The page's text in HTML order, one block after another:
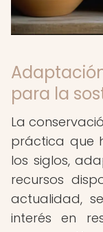
para la
La
práctica que
los siglos,
recursos
actualidad,
interés en